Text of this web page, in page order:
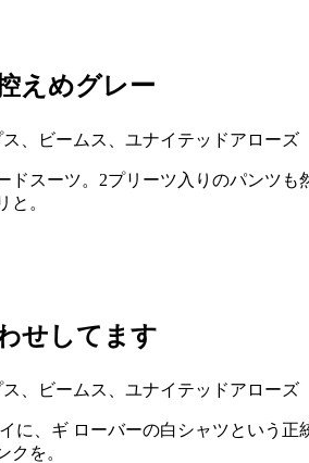
えめグレー
ドスーツ。2プリーツ入りのパンツ
と。
せしてます
に、ギ ローバーの白シャツという
クを。